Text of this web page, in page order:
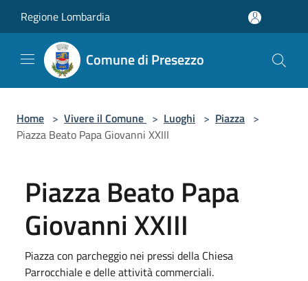
Regione Lombardia
Comune di Presezzo
Home > Vivere il Comune > Luoghi > Piazza >
Piazza Beato Papa Giovanni XXIII
Piazza Beato Papa
Giovanni XXIII
Piazza con parcheggio nei pressi della Chiesa
Parrocchiale e delle attività commerciali.